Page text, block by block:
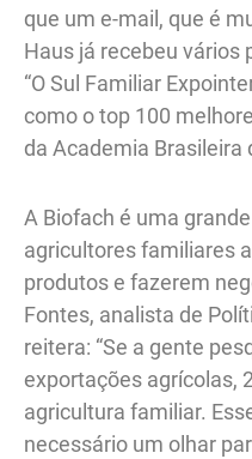
que um e-mail, que é
Haus já recebeu vários
“O Sul Familiar
como o top 100
da Academia Brasileira
A Biofach é uma
agricultores familiares
produtos e fazerem
Fontes, analista de
reitera: “Se a gente
exportações agrícolas,
agricultura familiar.
necessário um olhar